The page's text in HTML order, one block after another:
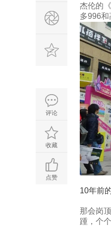
评论
收藏
点赞
杰伦的
多996和
10年前
那会岗
踵，个